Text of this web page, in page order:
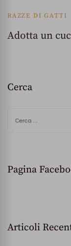
RAZZE DI GATTI
Adotta un
Cerca
per:
Pagina
Articoli